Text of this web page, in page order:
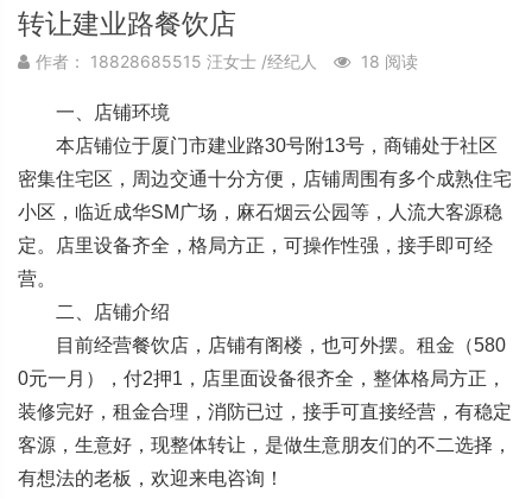
转让建业路餐饮店
作者： 18828685515 汪女士 /经纪人 18 阅读
一、店铺环境
本店铺位于厦门市建业路30号附13号，商铺处于社区
密集住宅区，周边交通十分方便，店铺周围有多个成熟住宅
小区，临近成华SM广场，麻石烟云公园等，人流大客源稳
定。店里设备齐全，格局方正，可操作性强，接手即可经
营。
二、店铺介绍
目前经营餐饮店，店铺有阁楼，也可外摆。租金（580
0元一月），付2押1，店里面设备很齐全，整体格局方正，
装修完好，租金合理，消防已过，接手可直接经营，有稳定
客源，生意好，现整体转让，是做生意朋友们的不二选择，
有想法的老板，欢迎来电咨询！